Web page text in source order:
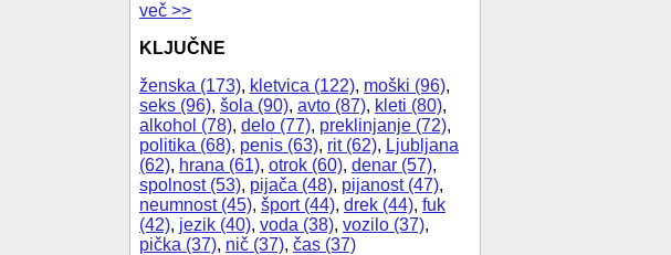
več >>
KLJUČNE
ženska (173), kletvica (122), moški (96),
seks (96), šola (90), avto (87), kleti (80),
alkohol (78), delo (77), preklinjanje (72),
politika (68), penis (63), rit (62), Ljubljana
(62), hrana (61), otrok (60), denar (57),
spolnost (53), pijača (48), pijanost (47),
neumnost (45), šport (44), drek (44), fuk
(42), jezik (40), voda (38), vozilo (37),
pička (37), nič (37), čas (37)